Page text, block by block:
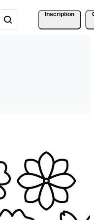
Inscription